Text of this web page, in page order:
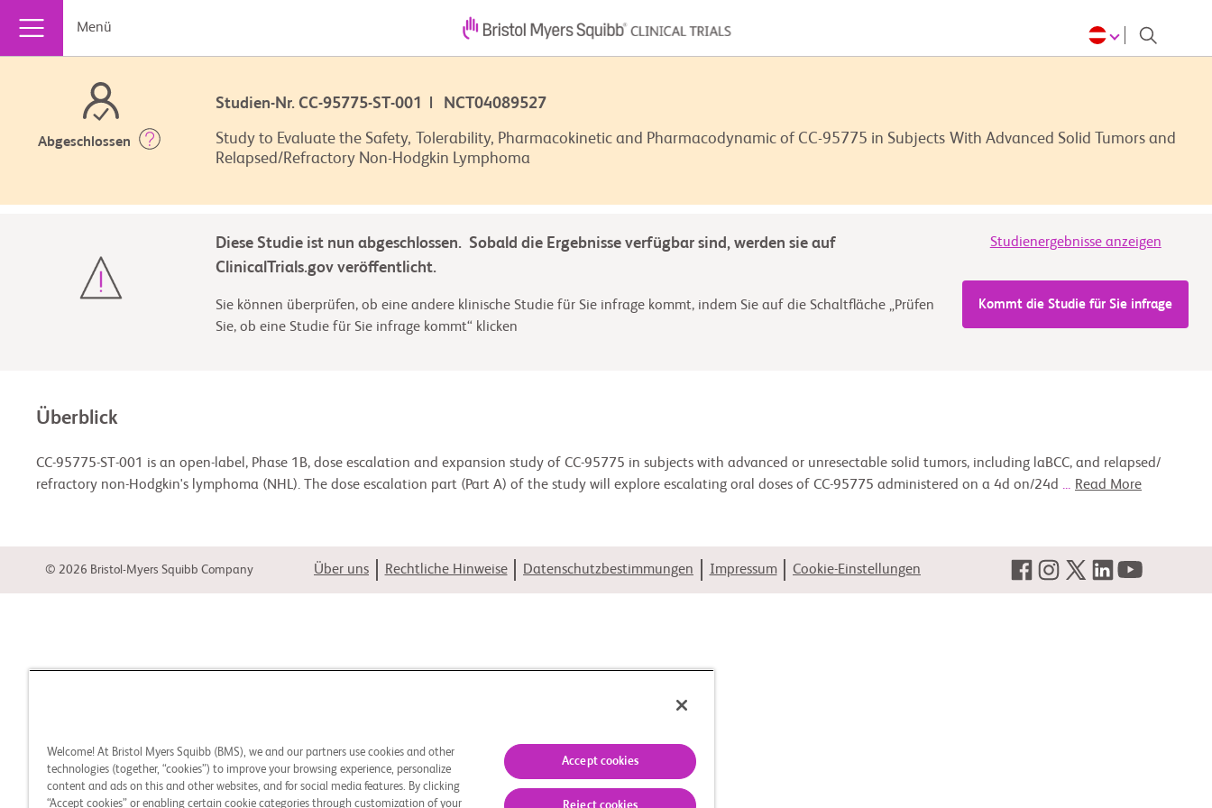
Menü
Abgeschlossen
Studien-Nr. CC-95775-ST-001 | NCT04089527
Study to Evaluate the Safety, Tolerability, Pharmacokinetic and Pharmacodynamic of CC-95775 in Subjects With Advanced Solid Tumors and
Relapsed/Refractory Non-Hodgkin Lymphoma
Diese Studie ist nun abgeschlossen. Sobald die Ergebnisse verfügbar sind, werden sie auf
ClinicalTrials.gov veröffentlicht.
Studienergebnisse anzeigen
Sie können überprüfen, ob eine andere klinische Studie für Sie infrage kommt, indem Sie auf die Schaltfläche „Prüfen
Sie, ob eine Studie für Sie infrage kommt“ klicken
Kommt die Studie für Sie infrage
Überblick
CC-95775-ST-001 is an open-label, Phase 1B, dose escalation and expansion study of CC-95775 in subjects with advanced or unresectable solid tumors, including laBCC, and relapsed/
refractory non-Hodgkin's lymphoma (NHL). The dose escalation part (Part A) of the study will explore escalating oral doses of CC-95775 administered on a 4d on/24d ... Read More
© 2026 Bristol-Myers Squibb Company Über uns Rechtliche Hinweise Datenschutzbestimmungen Impressum Cookie-Einstellungen
Welcome! At Bristol Myers Squibb (BMS), we and our partners use cookies and other
technologies (together, “cookies”) to improve your browsing experience, personalize
content and ads on this and other websites, and for social media features. By clicking
“Accept cookies” or enabling certain cookie categories through customization of your
Accept cookies